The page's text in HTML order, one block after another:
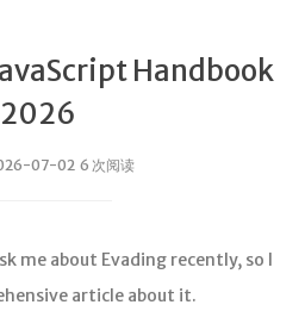
Handbook
2026
07-02 6 次阅读
me about Evading recently, so I
article about it.